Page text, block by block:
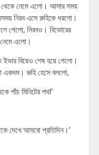
থেকে নেমে এলো। আসার সময়
নিরব এসে রুহিকে ধরলো।
গেলো, নিরবও। বিভোরের
এলো।
বিয়েও শেষ হয়ে গেলো।
একদম। রুহি হেসে বললো,
পাঁচ মিনিটের পথ!’
দেখে আসবো প্রতিদিন।’